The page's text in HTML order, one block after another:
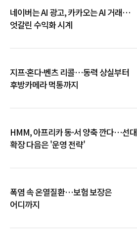
네이버는 AI 광고, 카카오는 AI 거래…
엇갈린 수익화 시계
지프·혼다·벤츠 리콜…동력 상실부터
후방카메라 먹통까지
HMM, 아프리카 동·서 양축 깐다…선대
확장 다음은 '운영 전략'
폭염 속 온열질환…보험 보장은
어디까지